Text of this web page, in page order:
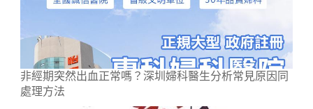
非經期突然出血正常嗎？深圳婦科醫生分析常見原因同
處理方法